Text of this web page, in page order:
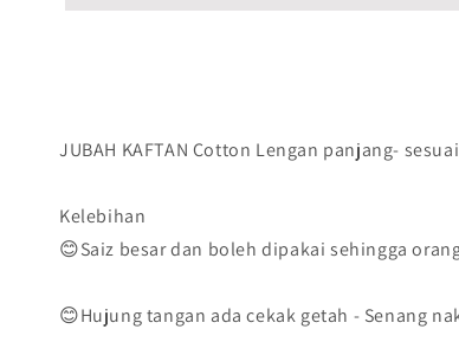
JUBAH KAFTAN Cotton Lengan panjang-
Kelebihan
😊Saiz besar dan boleh dipakai sehingga
😊Hujung tangan ada cekak getah - Senang